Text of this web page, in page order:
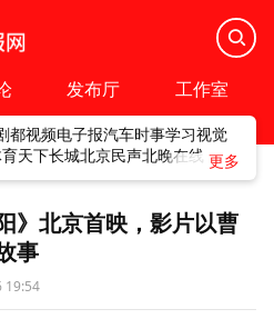
发布厅 工作室
都视频电子报汽车时事学习视觉
天下长城北京民声北晚在线
》北京首映，影片以曹
事
19:54